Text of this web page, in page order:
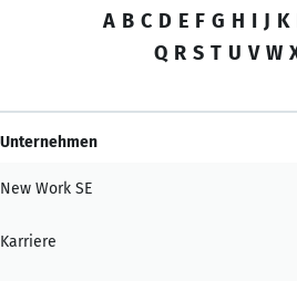
A B C D E F G H I J K
Q R S T U V W
Unternehmen
New Work SE
Karriere